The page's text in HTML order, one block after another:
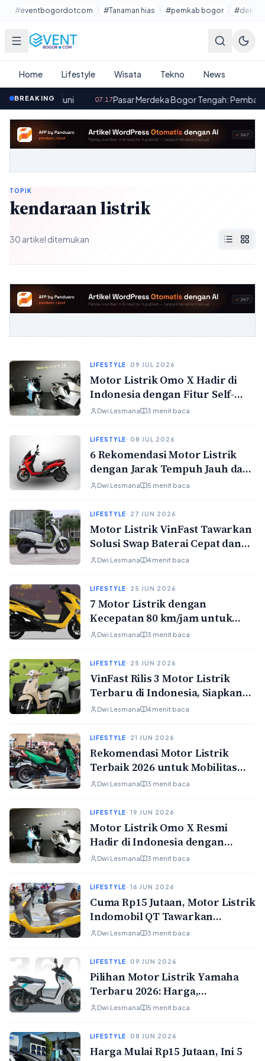
Lewati ke konten utama
#eventbogordotcom #Tanaman hias #pemkab bogor
Home Lifestyle Wisata Tekno News
BREAKING
Mumpuni· 07.17 Pasar Merdeka Bogor Tengah:
TOPIK
kendaraan listrik
30 artikel ditemukan
LIFESTYLE· 09 JUL 2026
Motor Listrik Omo X Hadir di
Indonesia dengan Fitur Self-
Balancing dan Jarak Tempuh
Dwi Lesmana 3 menit baca
LIFESTYLE· 08 JUL 2026
6 Rekomendasi Motor Listrik
dengan Jarak Tempuh Jauh dan
Harga Terjangkau Tahun 2026
Dwi Lesmana 5 menit baca
LIFESTYLE· 27 JUN 2026
Motor Listrik VinFast Tawarkan
Solusi Swap Baterai Cepat dan
Praktis untuk Pengguna
Dwi Lesmana 4 menit baca
LIFESTYLE· 25 JUN 2026
7 Motor Listrik dengan
Kecepatan 80 km/jam untuk
Penggunaan Perkotaan
Dwi Lesmana 3 menit baca
LIFESTYLE· 25 JUN 2026
VinFast Rilis 3 Motor Listrik
Terbaru di Indonesia, Siapkan
Booking Fee Rp1 Juta
Dwi Lesmana 4 menit baca
LIFESTYLE· 21 JUN 2026
Rekomendasi Motor Listrik
Terbaik 2026 untuk Mobilitas
Modern di Indonesia
Dwi Lesmana 3 menit baca
LIFESTYLE· 19 JUN 2026
Motor Listrik Omo X Resmi
Hadir di Indonesia dengan
Teknologi Self-Balancing dan
Dwi Lesmana 3 menit baca
LIFESTYLE· 16 JUN 2026
Cuma Rp15 Jutaan, Motor Listrik
Indomobil QT Tawarkan
Kepemilikan Baterai Penuh dan
Dwi Lesmana 3 menit baca
LIFESTYLE· 09 JUN 2026
Pilihan Motor Listrik Yamaha
Terbaru 2026: Harga,
Spesifikasi, dan Keunggulan
Dwi Lesmana 5 menit baca
LIFESTYLE· 08 JUN 2026
Harga Mulai Rp15 Jutaan, Ini 5